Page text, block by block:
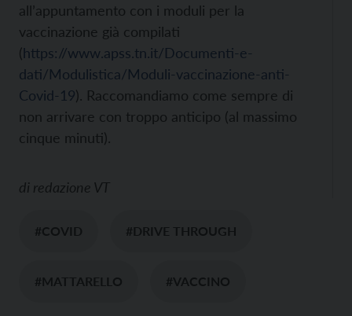
all’appuntamento con i moduli per la
vaccinazione già compilati
(https://www.apss.tn.it/Documenti-e-
dati/Modulistica/Moduli-vaccinazione-anti-
Covid-19). Raccomandiamo come sempre di
non arrivare con troppo anticipo (al massimo
cinque minuti).
di redazione VT
#COVID #DRIVE THROUGH
#MATTARELLO #VACCINO